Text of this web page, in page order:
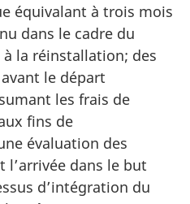
équivalant à trois mois
dans le cadre du
à la réinstallation; des
le départ
les frais de
fins de
évaluation des
l’arrivée dans le but
d’intégration du